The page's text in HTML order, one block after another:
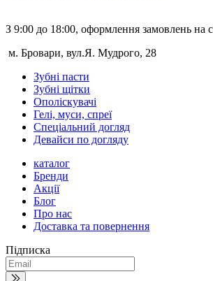
З 9:00 до 18:00, оформлення замовлень на
м. Бровари, вул.Я. Мудрого, 28
Зубні пасти
Зубні щітки
Ополіскувачі
Гелі, муси, спреї
Спеціальний догляд
Девайси по догляду
каталог
Бренди
Акції
Блог
Про нас
Доставка та повернення
Підписка